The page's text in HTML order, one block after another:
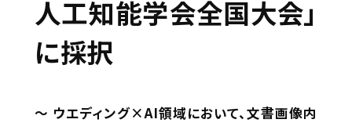
人工知能学会全国大会」
に採択
〜 ウエディング×AI領域において、文書画像内